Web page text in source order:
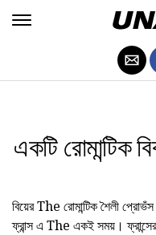
একটি রোমান্টিক
বিয়ের The রোমান্টিক শৈলী
ফ্রান্স এ The একই সময়।